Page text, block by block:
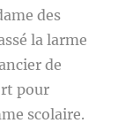
des
la larme
de
pour
scolaire.